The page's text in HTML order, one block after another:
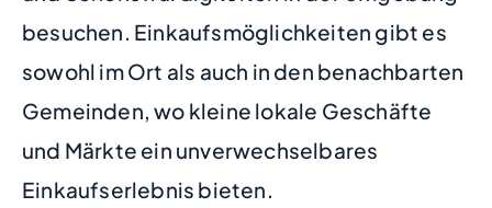
besuchen. Einkaufsmöglichkeiten gibt es
sowohl im Ort als auch in den benachbarten
Gemeinden, wo kleine lokale Geschäfte
und Märkte ein unverwechselbares
Einkaufserlebnis bieten.